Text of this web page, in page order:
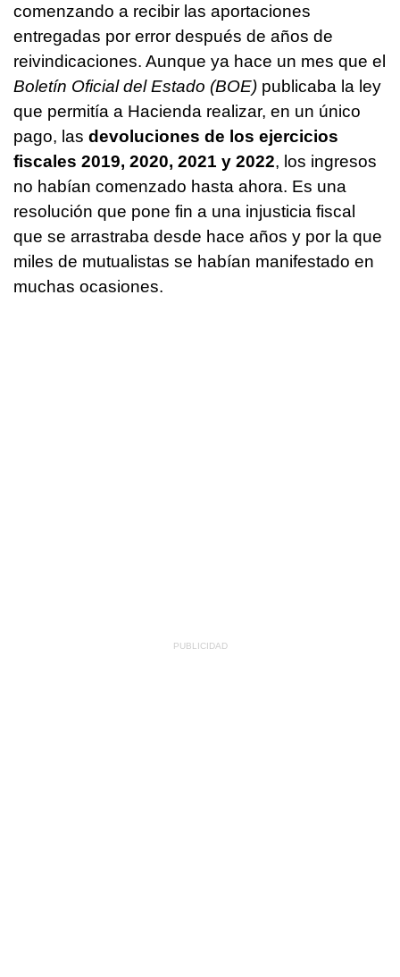
comenzando a recibir las aportaciones
entregadas por error después de años de
reivindicaciones. Aunque ya hace un mes que el
Boletín Oficial del Estado (BOE) publicaba la ley
que permitía a Hacienda realizar, en un único
pago, las devoluciones de los ejercicios
fiscales 2019, 2020, 2021 y 2022, los ingresos
no habían comenzado hasta ahora. Es una
resolución que pone fin a una injusticia fiscal
que se arrastraba desde hace años y por la que
miles de mutualistas se habían manifestado en
muchas ocasiones.